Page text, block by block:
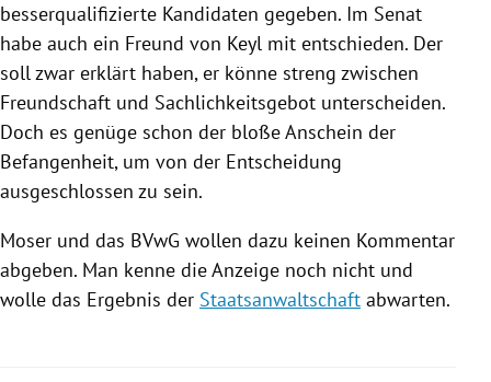
besserqualifizierte Kandidaten gegeben. Im Senat
habe auch ein Freund von Keyl mit entschieden. Der
soll zwar erklärt haben, er könne streng zwischen
Freundschaft und Sachlichkeitsgebot unterscheiden.
Doch es genüge schon der bloße Anschein der
Befangenheit, um von der Entscheidung
ausgeschlossen zu sein.
Moser und das BVwG wollen dazu keinen Kommentar
abgeben. Man kenne die Anzeige noch nicht und
wolle das Ergebnis der Staatsanwaltschaft abwarten.